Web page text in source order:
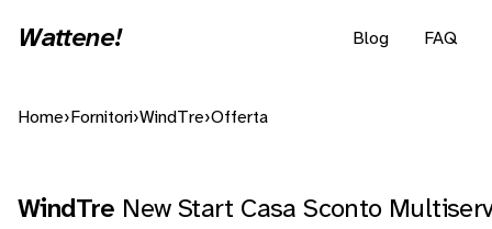
Wattene! Blog FAQ
Home› Fornitori›WindTre›Offerta
WindTre New Start Casa Sconto